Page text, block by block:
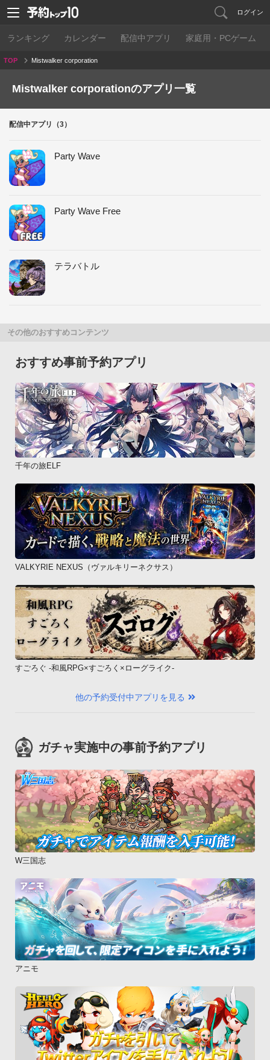
ログイン
ランキング カレンダー 配信中アプリ 家庭用・PCゲーム
TOP Mistwalker corporation
Mistwalker corporationのアプリ一覧
配信中アプリ（3）
Party Wave
Party Wave Free
テラバトル
その他のおすすめコンテンツ
おすすめ事前予約アプリ
千年の旅ELF
VALKYRIE NEXUS（ヴァルキリーネクサス）
すごろぐ -和風RPG×すごろく×ローグライク-
他の予約受付中アプリを見る
ガチャ実施中の事前予約アプリ
W三国志
アニモ